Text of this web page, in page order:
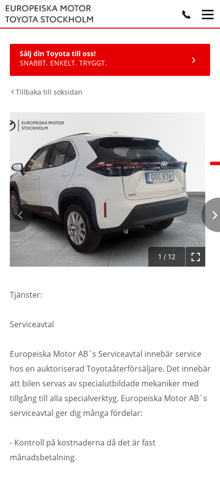
Sälj din Toyota till oss!
SNABBT. ENKELT. TRYGGT.
Tillbaka till söksidan
1 / 12
Tjänster:
Serviceavtal
Europeiska Motor AB´s Serviceavtal innebär service
hos en auktoriserad Toyotaåterförsäljare. Det innebär
att bilen servas av specialutbildade mekaniker med
tillgång till alla specialverktyg. Europeiska Motor AB´s
serviceavtal ger dig många fördelar:
- Kontroll på kostnaderna då det är fast
månadsbetalning.